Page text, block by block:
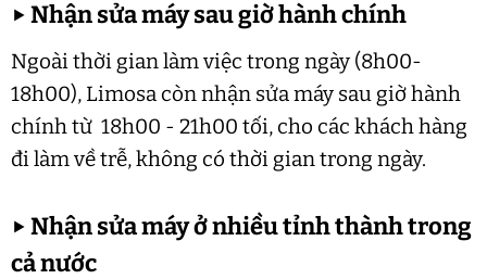
▶Nhận sửa máy sau giờ hành chính
Ngoài thời gian làm việc trong ngày (8h00-
18h00), Limosa còn nhận sửa máy sau giờ hành
chính từ 18h00 - 21h00 tối, cho các khách hàng
đi làm về trễ, không có thời gian trong ngày.
▶Nhận sửa máy ở nhiều tỉnh thành trong
cả nước